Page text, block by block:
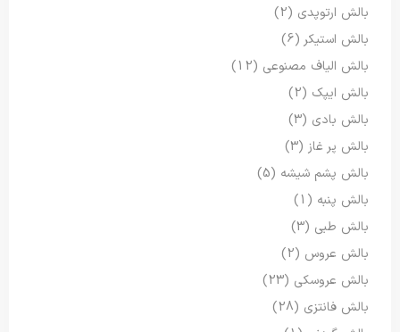
بالش ارتوپدی (2)
بالش استیکر(6)
بالش الیاف مصنوعی (12)
بالش ایپک (2)
بالش بادی (3)
بالش پر غاز (3)
بالش پشم شیشه (5)
بالش پنبه (1)
بالش طبی (3)
بالش عروس (2)
بالش عروسکی (23)
بالش فانتزی (28)